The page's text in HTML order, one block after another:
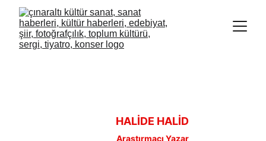
HALİDE HALİD
Araştırmacı Yazar